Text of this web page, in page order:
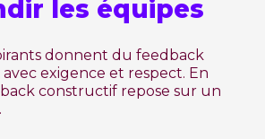
les équipes
donnent du feedback
exigence et respect. En
constructif repose sur un